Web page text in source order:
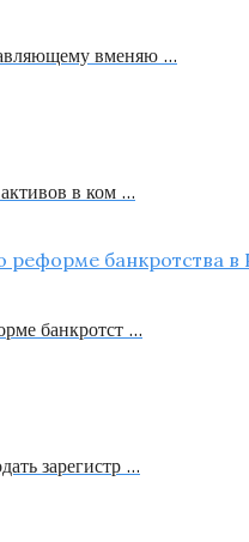
вменяю …
в ком …
банкротст …
зарегистр …